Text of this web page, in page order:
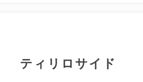
ティリロサイド